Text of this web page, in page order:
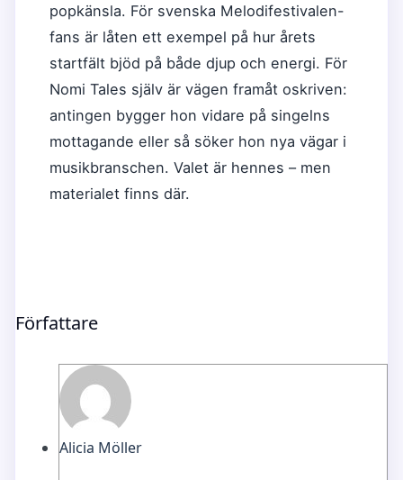
popkänsla. För svenska Melodifestivalen-
fans är låten ett exempel på hur årets
startfält bjöd på både djup och energi. För
Nomi Tales själv är vägen framåt oskriven:
antingen bygger hon vidare på singelns
mottagande eller så söker hon nya vägar i
musikbranschen. Valet är hennes – men
materialet finns där.
Författare
Alicia Möller